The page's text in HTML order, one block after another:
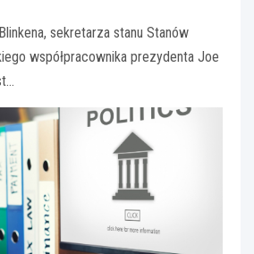
sekretarza stanu Stanów
współpracownika prezydenta Joe